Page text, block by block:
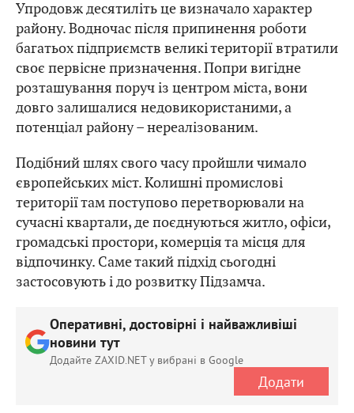
Упродовж десятиліть це визначало характер
району. Водночас після припинення роботи
багатьох підприємств великі території втратили
своє первісне призначення. Попри вигідне
розташування поруч із центром міста, вони
довго залишалися недовикористаними, а
потенціал району – нереалізованим.
Подібний шлях свого часу пройшли чимало
європейських міст. Колишні промислові
території там поступово перетворювали на
сучасні квартали, де поєднуються житло, офіси,
громадські простори, комерція та місця для
відпочинку. Саме такий підхід сьогодні
застосовують і до розвитку Підзамча.
Оперативні, достовірні і найважливіші
новини тут
Додайте ZAXID.NET у вибрані в Google
Додати